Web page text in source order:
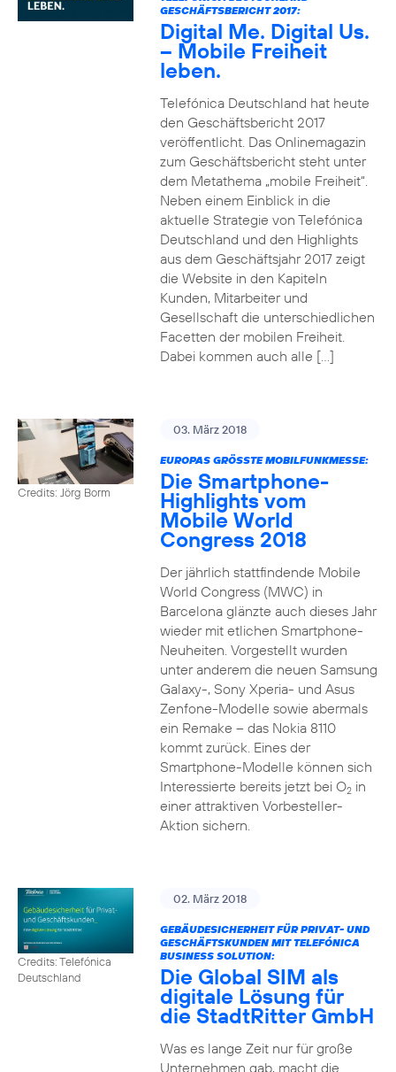
GESCHÄFTSBERICHT 2017:
Digital Me. Digital Us.
– Mobile Freiheit
leben.
Telefónica Deutschland hat heute
den Geschäftsbericht 2017
veröffentlicht. Das Onlinemagazin
zum Geschäftsbericht steht unter
dem Metathema „mobile Freiheit“.
Neben einem Einblick in die
aktuelle Strategie von Telefónica
Deutschland und den Highlights
aus dem Geschäftsjahr 2017 zeigt
die Website in den Kapiteln
Kunden, Mitarbeiter und
Gesellschaft die unterschiedlichen
Facetten der mobilen Freiheit.
Dabei kommen auch alle […]
Credits: Jörg Borm
03. März 2018
EUROPAS GRÖSSTE MOBILFUNKMESSE:
Die Smartphone-
Highlights vom
Mobile World
Congress 2018
Der jährlich stattfindende Mobile
World Congress (MWC) in
Barcelona glänzte auch dieses Jahr
wieder mit etlichen Smartphone-
Neuheiten. Vorgestellt wurden
unter anderem die neuen Samsung
Galaxy-, Sony Xperia- und Asus
Zenfone-Modelle sowie abermals
ein Remake – das Nokia 8110
kommt zurück. Eines der
Smartphone-Modelle können sich
Interessierte bereits jetzt bei O2in
einer attraktiven Vorbesteller-
Aktion sichern.
Credits: Telefónica
Deutschland
02. März 2018
GEBÄUDESICHERHEIT FÜR PRIVAT- UND
GESCHÄFTSKUNDEN MIT TELEFÓNICA
BUSINESS SOLUTION:
Die Global SIM als
digitale Lösung für
die StadtRitter GmbH
Was es lange Zeit nur für große
Unternehmen gab, macht die